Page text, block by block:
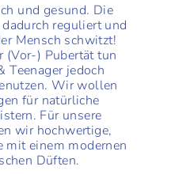
und gesund. Die
reguliert und
Mensch schwitzt!
(Vor-) Pubertät tun
Teenager jedoch
Wir wollen
für natürliche
Für unsere
wir hochwertige,
einem modernen
Düften.